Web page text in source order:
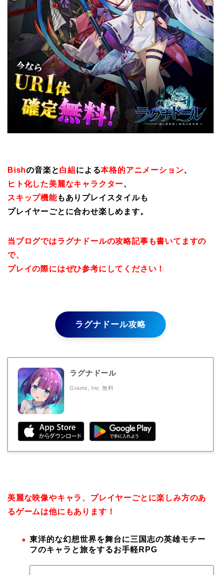
Bishの音楽と白組 による本格的アニメーション、
ヒト化した美麗なキャラクター、
スキップ機能もありプレイスタイルも
プレイヤーごとに合わせ楽しめます。
当ブログではラグナドールの攻略記事も書いてますの
で、
プレイの際にはぜひ参考にしてください！
ラグナドール攻略
ラグナドール
Grams, Inc 無料
美麗な映像やキャラ、プレイヤーごとに楽しみ方のあ
るゲームは他にもあります！
東洋的な幻想世界を舞台に三国志の英雄モチー
フのキャラと旅をするお手軽RPG